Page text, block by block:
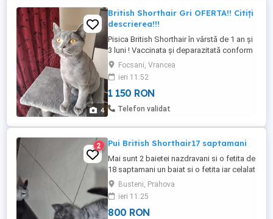
4
British Shorthair Gri OFERTA!! Citiți
descrierea!!!
Pisica British Shorthair în vârstă de 1 an și
3 luni ! Vaccinata și deparazitată conform
vârstei! ESTE PERFECT SĂNĂTOASĂ
ESTE STERILIZATĂ!! Este ff blândă și
afectuoasa, este crescuta in apartament
in nucleo familiei, învățată cu copii chiar și
de vârste mici! Țin să precizez că nu a
Focsani, Vrancea
ieri 11:52
1 150 RON
Telefon validat
2 Pui British Shorthair17 saptamani
Mai sunt 2 baietei nazdravani si o fetita de
18 saptamani un baiat si o fetita iar celalat
baietel crem cu urechile maro are 17
saptamani ,deparazitate , cu primul vaccin
efectuat cu carnet , invatate la litiera,
alimentatie doar ptr puiuți ,asteptam casa
Busteni, Prahova
ieri 11:25
800 RON